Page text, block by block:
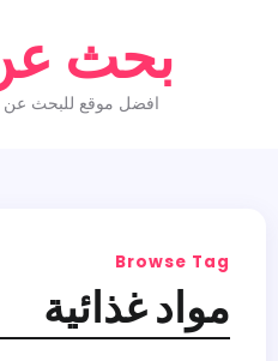
بحث
افضل موقع للبحث عن
Browse Tag
مواد غذائية